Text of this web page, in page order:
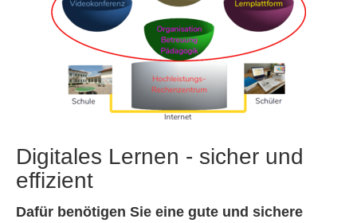
Digitales Lernen - sicher und
effizient
Dafür benötigen Sie eine gute und sichere